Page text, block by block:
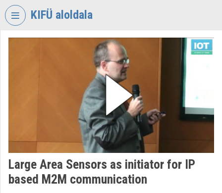
Fejléc kihagyása
KIFÜ aloldala
Intézményi felfedezés
Large Area Sensors as initiator for IP
based M2M communication